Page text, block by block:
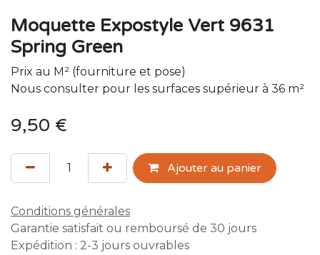
Moquette Expostyle Vert 9631
Spring Green
Prix au M² (fourniture et pose)
Nous consulter pour les surfaces supérieur à 36 m²
9,50 €
Ajouter au panier
Conditions générales
Garantie satisfait ou remboursé de 30 jours
Expédition : 2-3 jours ouvrables